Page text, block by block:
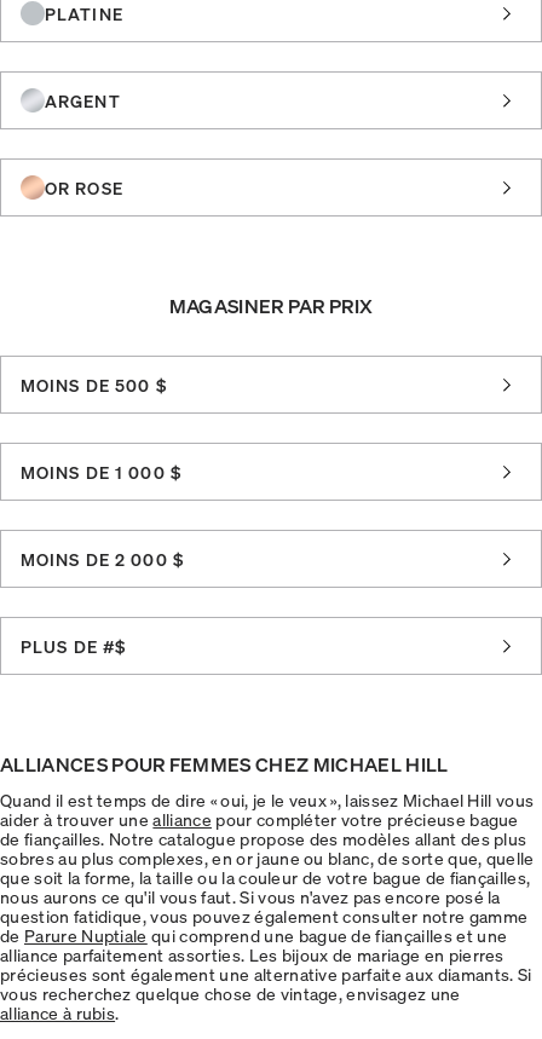
PLATINE
ARGENT
OR ROSE
MAGASINER PAR PRIX
MOINS DE 500 $
MOINS DE 1 000 $
MOINS DE 2 000 $
PLUS DE #$
ALLIANCES POUR FEMMES CHEZ MICHAEL HILL
Quand il est temps de dire « oui, je le veux », laissez Michael Hill vous
aider à trouver unealliance pour compléter votre précieuse bague
de fiançailles. Notre catalogue propose des modèles allant des plus
sobres au plus complexes, en or jaune ou blanc, de sorte que, quelle
que soit la forme, la taille ou la couleur de votre bague de fiançailles,
nous aurons ce qu'il vous faut. Si vous n'avez pas encore posé la
question fatidique, vous pouvez également consulter notre gamme
de Parure Nuptiale qui comprend une bague de fiançailles et une
alliance parfaitement assorties. Les bijoux de mariage en pierres
précieuses sont également une alternative parfaite aux diamants. Si
vous recherchez quelque chose de vintage, envisagez une
alliance à rubis.